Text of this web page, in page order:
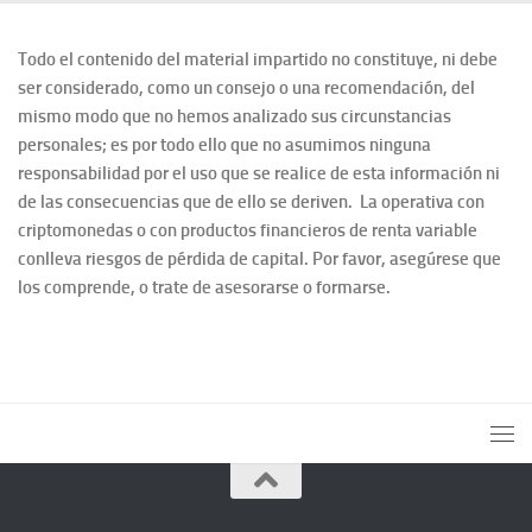
Todo el contenido del material impartido no constituye, ni debe
ser considerado, como un consejo o una recomendación, del
mismo modo que no hemos analizado sus circunstancias
personales; es por todo ello que no asumimos ninguna
responsabilidad por el uso que se realice de esta información ni
de las consecuencias que de ello se deriven. La operativa con
criptomonedas o con productos financieros de renta variable
conlleva riesgos de pérdida de capital. Por favor, asegúrese que
los comprende, o trate de asesorarse o formarse.